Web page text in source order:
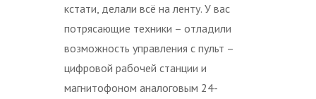
кстати, делали всё на ленту. У вас
потрясающие техники – отладили
возможность управления с пульт –
цифровой рабочей станции и
магнитофоном аналоговым 24-